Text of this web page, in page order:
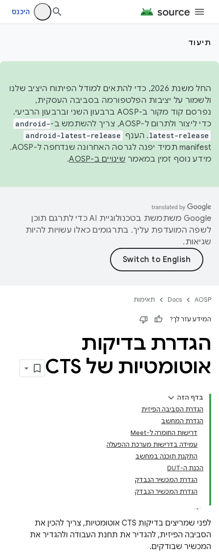
היכנס
תיעוד
החל משנת 2026, כדי להתאים למודל הפיתוח היציב שלנו
ולשמור על יציבות הפלטפורמה בסביבה העסקית,
נפרסם קוד מקור ב-AOSP ברבעון השני וברבעון הרביעי.
כדי ליצור ולתרום ל-AOSP, צריך להשתמש ב-
android-
latest-release. הענף android-latest-release
manifest תמיד יפנה לגרסה האחרונה שנדחפה ל-AOSP.
מידע נוסף זמין במאמר שינויים ב-AOSP .
‫Google משתמשת בטכנולוגיית AI כדי לתרגם תוכן
לשפה המועדפת עליך. בתרגומים כאלו עשויות להיות
שגיאות.
AOSP
Docs תאימות
המידע עזר לך?
הגדרת בדיקות
אוטומטיות של CTS
בדף הזה
הגדרת הסביבה הפיזית
הגדרת המחשב
דרישות החומרה ל-Meet
עמידה בדרישות מערכת ההפעלה
התקנת תוכנה במחשב
הכנת ה-DUT
הגדרת המכשיר הנבדק
הגדרת המכשיר הנבדק
לפני שמריצים בדיקות CTS אוטומטיות, צריך להכין את
הסביבה הפיזית, להגדיר את תחנת העבודה ולהגדיר את
המכשיר שבודקים.